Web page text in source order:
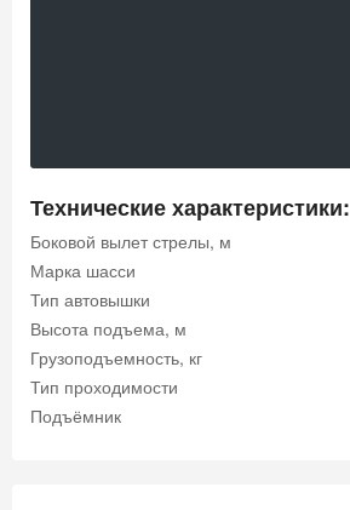
Технические характеристики:
Боковой вылет стрелы, м
Марка шасси
Тип автовышки
Высота подъема, м
Грузоподъемность, кг
Тип проходимости
Подъёмник